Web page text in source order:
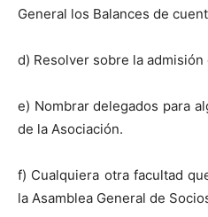
General los Balances de
d) Resolver sobre la
e) Nombrar delegados para
de la Asociación.
f) Cualquiera otra facultad
la Asamblea General de